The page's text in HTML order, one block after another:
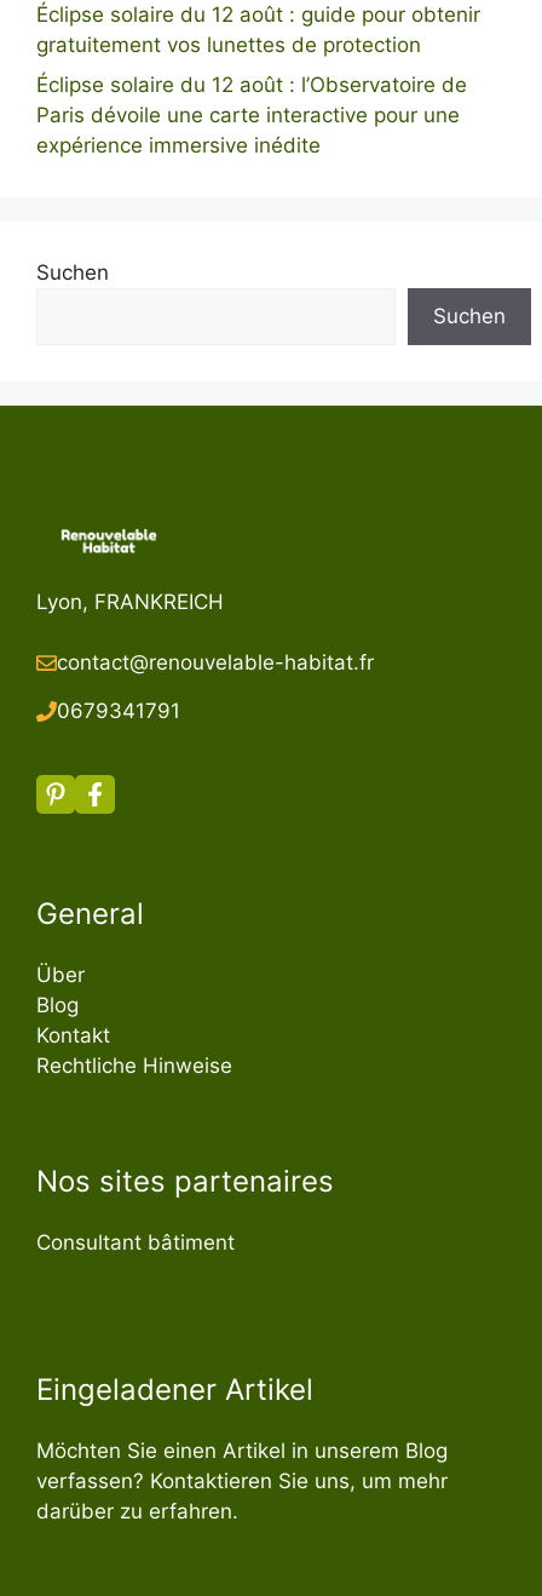
Éclipse solaire du 12 août : guide pour obtenir
gratuitement vos lunettes de protection
Éclipse solaire du 12 août : l’Observatoire de
Paris dévoile une carte interactive pour une
expérience immersive inédite
Suchen
Suchen
Lyon, FRANKREICH
contact@renouvelable-habitat.fr
0679341791
General
Über
Blog
Kontakt
Rechtliche Hinweise
Nos sites partenaires
Consultant bâtiment
Eingeladener Artikel
Möchten Sie einen Artikel in unserem Blog
verfassen? Kontaktieren Sie uns, um mehr
darüber zu erfahren.